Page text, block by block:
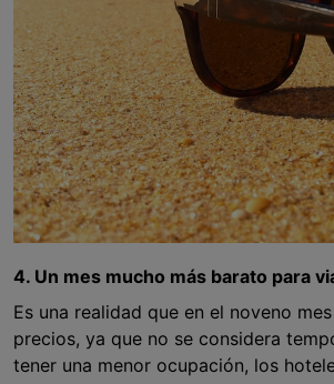
4. Un mes mucho más barato para
Es una realidad que en el noveno
precios, ya que no se considera
tener una menor ocupación, los